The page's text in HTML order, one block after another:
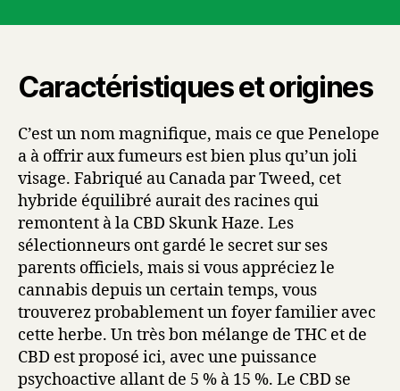
Caractéristiques et origines
C’est un nom magnifique, mais ce que Penelope
a à offrir aux fumeurs est bien plus qu’un joli
visage. Fabriqué au Canada par Tweed, cet
hybride équilibré aurait des racines qui
remontent à la CBD Skunk Haze. Les
sélectionneurs ont gardé le secret sur ses
parents officiels, mais si vous appréciez le
cannabis depuis un certain temps, vous
trouverez probablement un foyer familier avec
cette herbe. Un très bon mélange de THC et de
CBD est proposé ici, avec une puissance
psychoactive allant de 5 % à 15 %. Le CBD se